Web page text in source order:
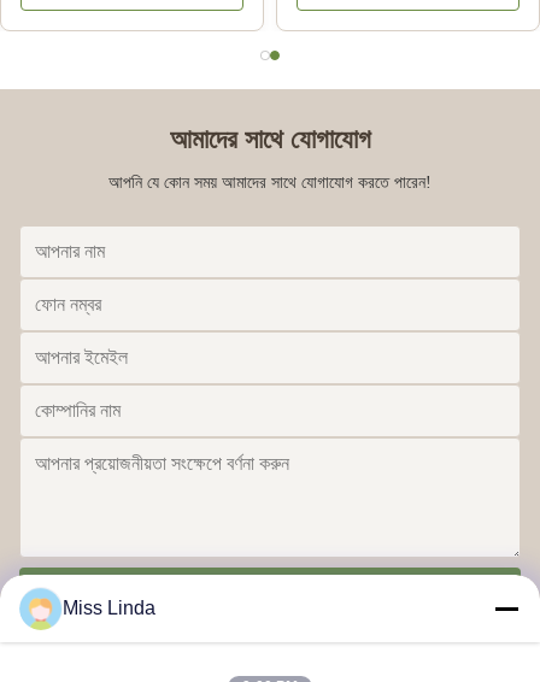
আমাদের সাথে যোগাযোগ
আপনি যে কোন সময় আমাদের সাথে যোগাযোগ করতে পারেন!
Miss Linda